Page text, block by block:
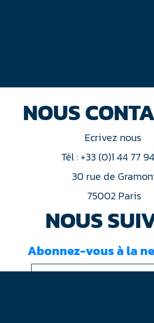
NOUS
Ecrivez nous
Tél : +33 (0)1 44 77
30 rue de
75002 Paris
NOUS
Abonnez-vous à la